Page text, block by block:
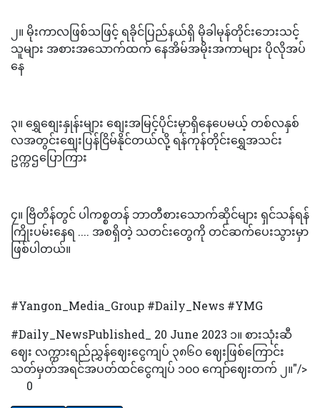
၂။ မိုးကာလဖြစ်သဖြင့် ရခိုင်ပြည်နယ်ရှိ မိုခါမုန်တိုင်းဘေးသင့်
သူများ အစားအသောက်ထက် နေအိမ်အမိုးအကာများ ပိုလိုအပ်
နေ
၃။ ရွှေစျေးနှုန်းများ စျေးအမြင့်ပိုင်းမှာရှိနေပေမယ့် တစ်လနှစ်
လအတွင်းစျေးပြန်ငြိမ်နိုင်တယ်လို့ ရန်ကုန်တိုင်းရွှေအသင်း
ဥက္ကဌပြောကြား
၄။ ဗြိတိန်တွင် ပါကစ္စတန် ဘာတီစားသောက်ဆိုင်များ ရှင်သန်ရန်
ကြိုးပမ်းနေရ .... အစရှိတဲ့ သတင်းတွေကို တင်ဆက်ပေးသွားမှာ
ဖြစ်ပါတယ်။
#Yangon_Media_Group #Daily_News #YMG
#Daily_NewsPublished_ 20 June 2023 ၁။ စားသုံးဆီ
ဈေး လက္ကားရည်ညွှန်ဈေးငွေကျပ် ၃၈၆၀ ဈေးဖြစ်ကြောင်း
သတ်မှတ်အရင်အပတ်ထင်ငွေကျပ် ၁၀၀ ကျော်ဈေးတက် ၂။"/>
0